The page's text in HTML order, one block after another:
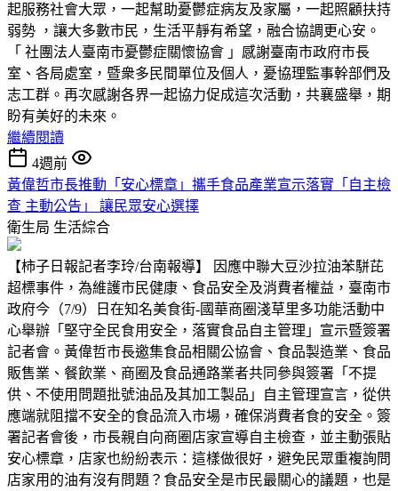
起服務社會大眾，一起幫助憂鬱症病友及家屬，一起照顧扶持
弱勢 ，讓大多數市民，生活平靜有希望，融合協調更心安。
「 社團法人臺南市憂鬱症關懷協會 」感謝臺南市政府市長
室、各局處室，暨衆多民間單位及個人，憂協理監事幹部們及
志工群。再次感謝各界一起協力促成這次活動，共襄盛舉，期
盼有美好的未來。
繼續閱讀
4週前
黃偉哲市長推動「安心標章」攜手食品產業宣示落實「自主檢
查 主動公告」 讓民眾安心選擇
衛生局 生活綜合
【柿子日報記者李玲/台南報導】 因應中聯大豆沙拉油苯駢芘
超標事件，為維護市民健康、食品安全及消費者權益，臺南市
政府今（7/9）日在知名美食街-國華商圈淺草里多功能活動中
心舉辦「堅守全民食用安全，落實食品自主管理」宣示暨簽署
記者會。黃偉哲市長邀集食品相關公協會、食品製造業、食品
販售業、餐飲業、商圈及食品通路業者共同參與簽署「不提
供、不使用問題批號油品及其加工製品」自主管理宣言，從供
應端就阻擋不安全的食品流入市場，確保消費者食的安全。簽
署記者會後，市長親自向商圈店家宣導自主檢查，並主動張貼
安心標章，店家也紛紛表示：這樣做很好，避免民眾重複詢問
店家用的油有沒有問題？食品安全是市民最關心的議題，也是